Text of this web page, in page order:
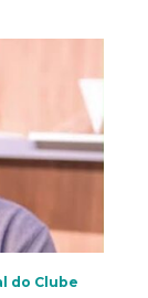
do Clube